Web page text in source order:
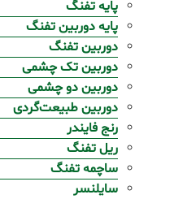
پایه تفنگ
پایه دوربین تفنگ
دوربین تفنگ
دوربین تک چشمی
دوربین دو چشمی
دوربین طبیعت‌گردی
رنج فایندر
ریل تفنگ
ساچمه تفنگ
سایلنسر